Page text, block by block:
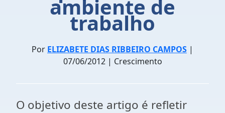
ambiente de
trabalho
Por ELIZABETE DIAS RIBBEIRO CAMPOS |
07/06/2012 | Crescimento
O objetivo deste artigo é refletir